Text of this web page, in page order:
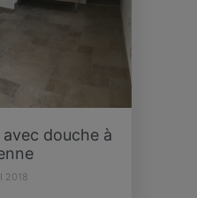
douche à
2018